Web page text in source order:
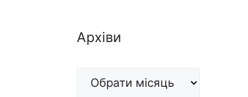
Архіви
Архіви